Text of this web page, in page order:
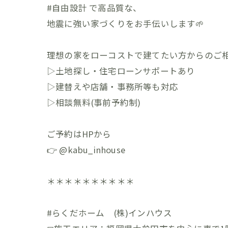
#自由設計 で高品質な、
地震に強い家づくりをお手伝いします🌱
理想の家をローコストで建てたい方からのご
▷土地探し・住宅ローンサポートあり
▷建替えや店舗・事務所等も対応
▷相談無料(事前予約制)
ご予約はHPから
👉 @kabu_inhouse
＊＊＊＊＊＊＊＊＊＊
#らくだホーム (株)インハウス